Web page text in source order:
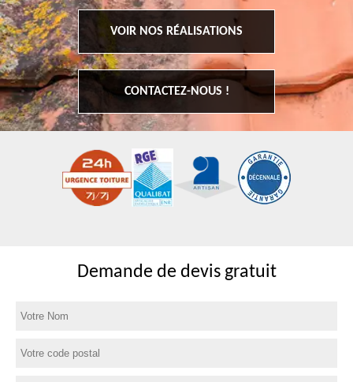
VOIR NOS RÉALISATIONS
CONTACTEZ-NOUS !
Demande de devis gratuit